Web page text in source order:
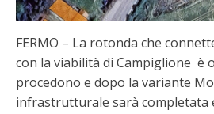
FERMO – La rotonda che
con la viabilità di Campiglione è
procedono e dopo la variante
infrastrutturale sarà completata